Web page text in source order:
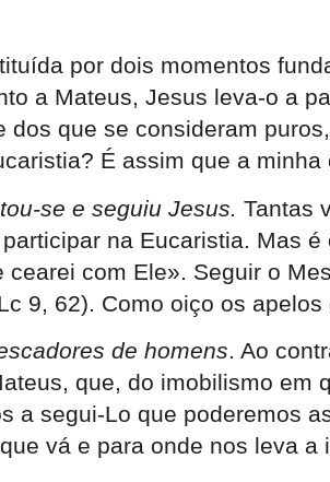
por dois momentos
a Mateus, Jesus leva-o a
dos que se consideram
É assim que a
se e seguiu Jesus. Tantas
na Eucaristia. Mas
com Ele». Seguir o
9, 62). Como oiço os
de homens. Ao
que, do imobilismo
a segui-Lo que poderemos
vá e para onde nos leva